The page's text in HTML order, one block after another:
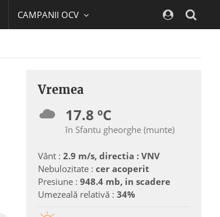
CAMPANII OCV
Vremea
17.8 ºC
în Sfantu gheorghe (munte)
Vânt : 2.9 m/s, directia : VNV
Nebulozitate : cer acoperit
Presiune : 948.4 mb, in scadere
Umezeală relativă : 34%